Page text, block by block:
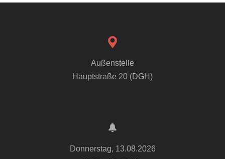
Außenstelle
Hauptstraße 20 (DGH)
Donnerstag, 13.08.2026